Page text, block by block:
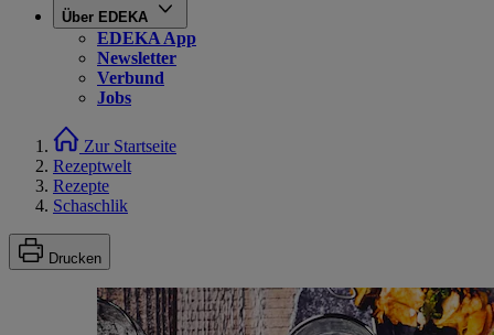
Über EDEKA
EDEKA App
Newsletter
Verbund
Jobs
Zur Startseite
Rezeptwelt
Rezepte
Schaschlik
Drucken